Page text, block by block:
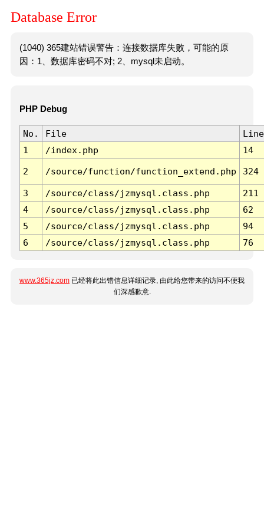
Database Error
(1040) 365建站错误警告：连接数据库失败，可能的原
因：1、数据库密码不对; 2、mysql未启动。
PHP Debug
No. File
Line
1
/index.php 14
2 /source/function/function_extend.php 324
3 /source/class/jzmysql.class.php
211
4
/source/class/jzmysql.class.php
62
5
/source/class/jzmysql.class.php
94
6
/source/class/jzmysql.class.php 76
www.365jz.com 已经将此出错信息详细记录, 由此给您带来的访问不便我
们深感歉意.